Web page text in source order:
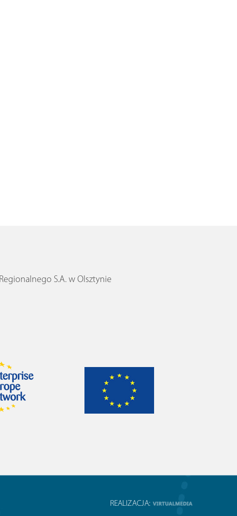
S.A. w Olsztynie
REALIZACJA: